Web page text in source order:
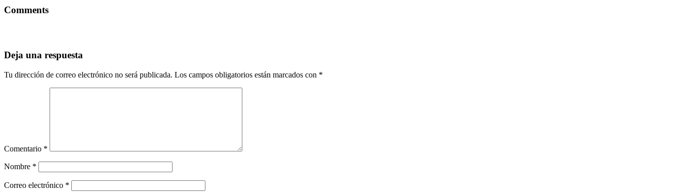
Comments
Deja una respuesta
Tu dirección de correo electrónico no será publicada. Los campos obligatorios están marcados con *
Comentario *
Nombre *
Correo electrónico *